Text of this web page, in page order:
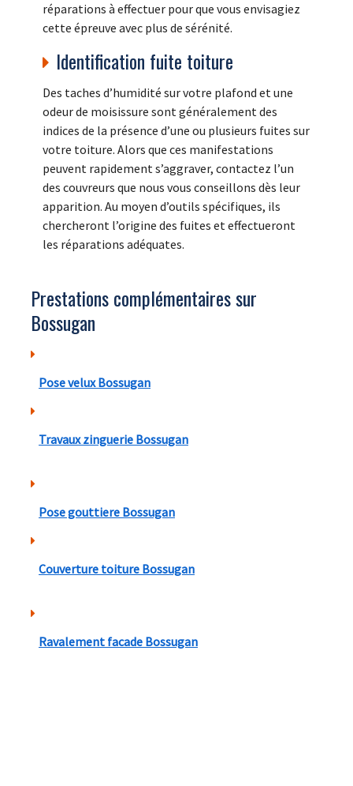
réparations à effectuer pour que vous envisagiez
cette épreuve avec plus de sérénité.
Identification fuite toiture
Des taches d’humidité sur votre plafond et une
odeur de moisissure sont généralement des
indices de la présence d’une ou plusieurs fuites sur
votre toiture. Alors que ces manifestations
peuvent rapidement s’aggraver, contactez l’un
des couvreurs que nous vous conseillons dès leur
apparition. Au moyen d’outils spécifiques, ils
chercheront l’origine des fuites et effectueront
les réparations adéquates.
Prestations complémentaires sur
Bossugan
Pose velux Bossugan
Travaux zinguerie Bossugan
Pose gouttiere Bossugan
Couverture toiture Bossugan
Ravalement facade Bossugan